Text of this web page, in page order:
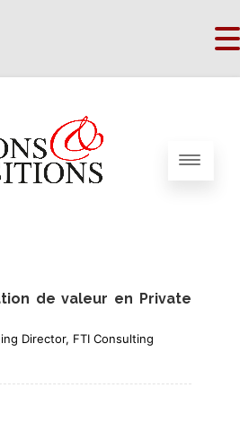
de valeur en Private
Director, FTI Consulting